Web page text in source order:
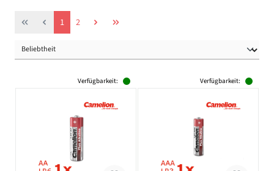
Seite
1 Seite
2
Verfügbarkeit: Verfügbarkeit: